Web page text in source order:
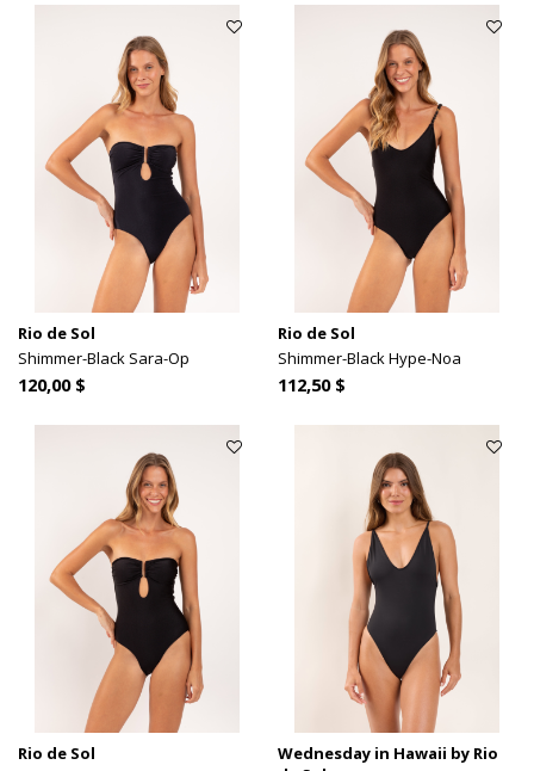
Rio de Sol
Shimmer-Black Sara-Op
120,00 $
Rio de Sol
Shimmer-Black Hype-Noa
112,50 $
Rio de Sol
Wednesday in Hawaii by Rio